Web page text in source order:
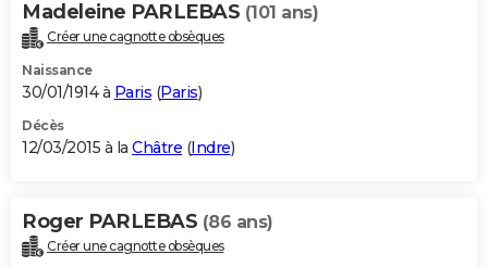
Madeleine PARLEBAS (101 ans)
Créer une cagnotte obsèques
Naissance
30/01/1914 à Paris (Paris)
Décès
12/03/2015 à la Châtre (Indre)
Roger PARLEBAS (86 ans)
Créer une cagnotte obsèques